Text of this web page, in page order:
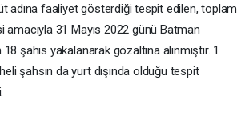
adına faaliyet gösterdiği tespit edilen, toplam
amacıyla 31 Mayıs 2022 günü Batman
yakalanarak gözaltına alınmıştır. 1
şahsın da yurt dışında olduğu tespit